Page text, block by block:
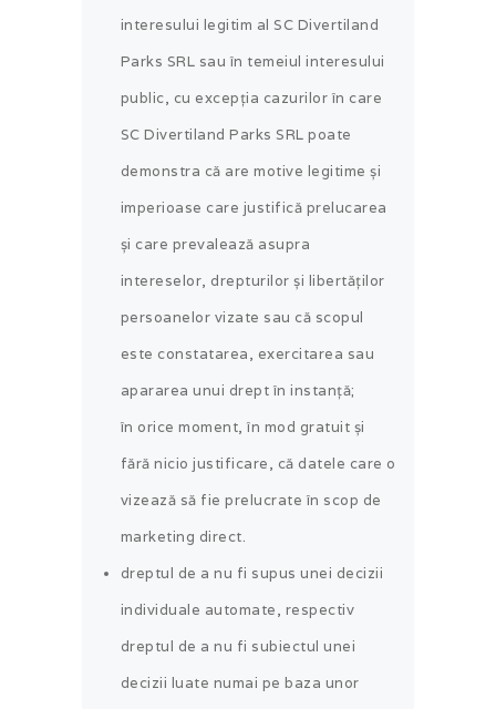
interesului legitim al SC Divertiland
Parks SRL sau în temeiul interesului
public, cu excepția cazurilor în care
SC Divertiland Parks SRL poate
demonstra că are motive legitime și
imperioase care justifică prelucarea
și care prevalează asupra
intereselor, drepturilor și libertăților
persoanelor vizate sau că scopul
este constatarea, exercitarea sau
apararea unui drept în instanță;
în orice moment, în mod gratuit și
fără nicio justificare, că datele care o
vizează să fie prelucrate în scop de
marketing direct.
dreptul de a nu fi supus unei decizii
individuale automate, respectiv
dreptul de a nu fi subiectul unei
decizii luate numai pe baza unor